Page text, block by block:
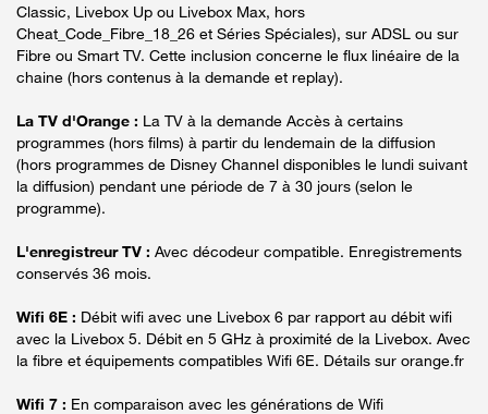
Classic, Livebox Up ou Livebox Max, hors
Cheat_Code_Fibre_18_26 et Séries Spéciales), sur ADSL ou sur
Fibre ou Smart TV. Cette inclusion concerne le flux linéaire de la
chaine (hors contenus à la demande et replay).
La TV d'Orange : La TV à la demande Accès à certains
programmes (hors films) à partir du lendemain de la diffusion
(hors programmes de Disney Channel disponibles le lundi suivant
la diffusion) pendant une période de 7 à 30 jours (selon le
programme).
L'enregistreur TV : Avec décodeur compatible. Enregistrements
conservés 36 mois.
Wifi 6E : Débit wifi avec une Livebox 6 par rapport au débit wifi
avec la Livebox 5. Débit en 5 GHz à proximité de la Livebox. Avec
la fibre et équipements compatibles Wifi 6E. Détails sur orange.fr
Wifi 7 : En comparaison avec les générations de Wifi